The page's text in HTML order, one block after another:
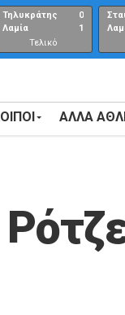
Τηλυκράτης
Λαμία
0
1
Τελικό
αποτέλεσμα
ΑΛΛΑ